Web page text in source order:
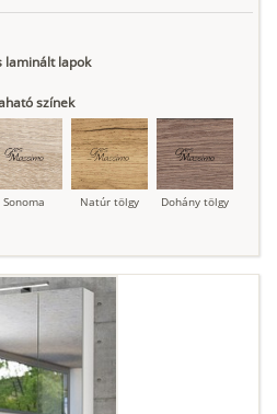
laminált lapok
színek
Sonoma Natúr tölgy Dohány tölgy
Szupermatt
fehér